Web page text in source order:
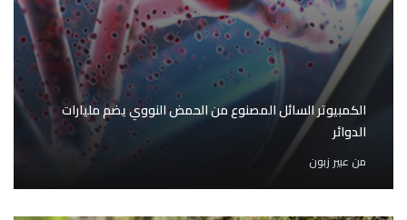
الكمبيوتر السائل المصنوع من الحمض النووي يضم مليارات
الدوائر
من عبير زبون